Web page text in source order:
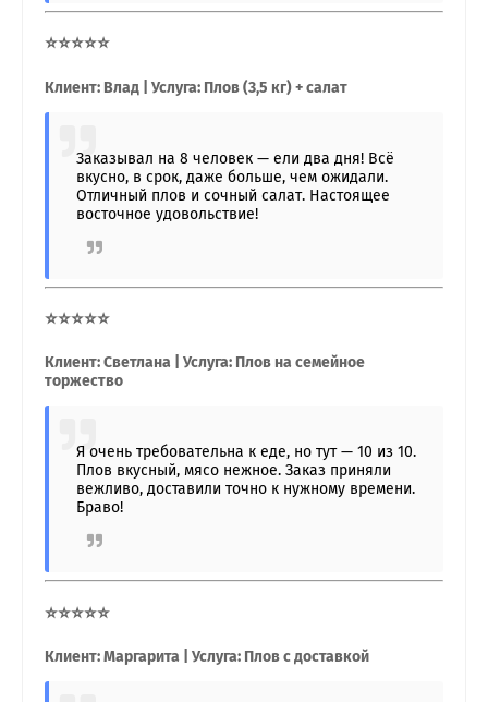
⭐⭐⭐⭐⭐
Клиент: Влад | Услуга: Плов (3,5 кг) + салат
Заказывал на 8 человек — ели два дня! Всё
вкусно, в срок, даже больше, чем ожидали.
Отличный плов и сочный салат. Настоящее
восточное удовольствие!
⭐⭐⭐⭐⭐
Клиент: Светлана | Услуга: Плов на семейное
торжество
Я очень требовательна к еде, но тут — 10 из 10.
Плов вкусный, мясо нежное. Заказ приняли
вежливо, доставили точно к нужному времени.
Браво!
⭐⭐⭐⭐⭐
Клиент: Маргарита | Услуга: Плов с доставкой